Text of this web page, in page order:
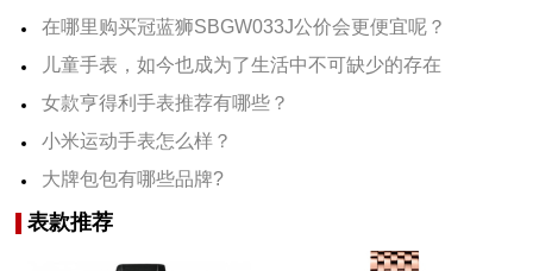
在哪里购买冠蓝狮SBGW033J公价会更便宜呢？
儿童手表，如今也成为了生活中不可缺少的存在
女款亨得利手表推荐有哪些？
小米运动手表怎么样？
大牌包包有哪些品牌?
表款推荐